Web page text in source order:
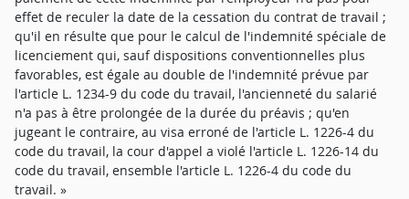
effet de reculer la date de la cessation du contrat de travail ;
qu'il en résulte que pour le calcul de l'indemnité spéciale de
licenciement qui, sauf dispositions conventionnelles plus
favorables, est égale au double de l'indemnité prévue par
l'article L. 1234-9 du code du travail, l'ancienneté du salarié
n'a pas à être prolongée de la durée du préavis ; qu'en
jugeant le contraire, au visa erroné de l'article L. 1226-4 du
code du travail, la cour d'appel a violé l'article L. 1226-14 du
code du travail, ensemble l'article L. 1226-4 du code du
travail. »